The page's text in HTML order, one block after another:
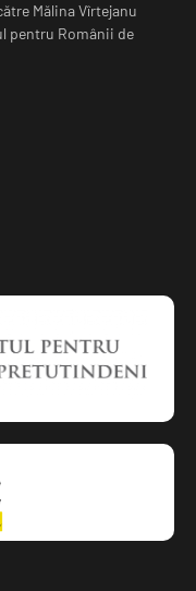
Mălina Vîrtejanu
pentru Românii de